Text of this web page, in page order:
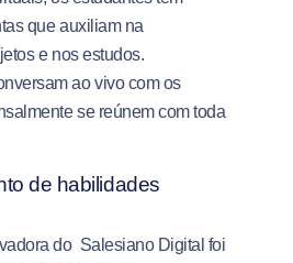
que auxiliam na
e nos estudos.
ao vivo com os
se reúnem com toda
de habilidades
do Salesiano Digital foi